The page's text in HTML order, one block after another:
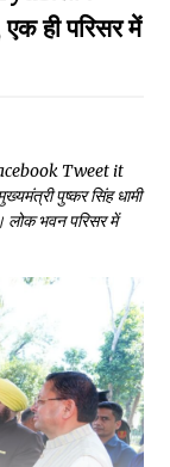
ही परिसर में
Tweet it
पुष्कर सिंह धामी
लोक भवन परिसर में